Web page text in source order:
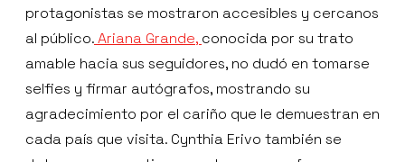
protagonistas se mostraron accesibles y cercanos
al público.Ariana Grande, conocida por su trato
amable hacia sus seguidores, no dudó en tomarse
selfies y firmar autógrafos, mostrando su
agradecimiento por el cariño que le demuestran en
cada país que visita. Cynthia Erivo también se